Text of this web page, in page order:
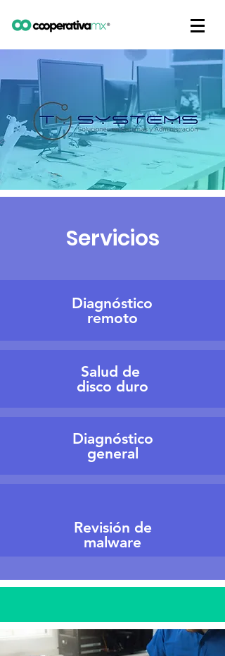
Servicios
Diagnóstico
remoto
Salud de
disco duro
Diagnóstico
general
Revisión de
malware